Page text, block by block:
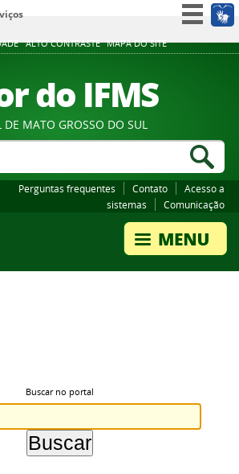
ALTO CONTRASTE MAPA DO SITE
Participe
Legislação
Canais
do IFMS
DE MATO GROSSO DO SUL
Perguntas frequentes Contato
Acesso a
sistemas
Comunicação
Buscar no portal